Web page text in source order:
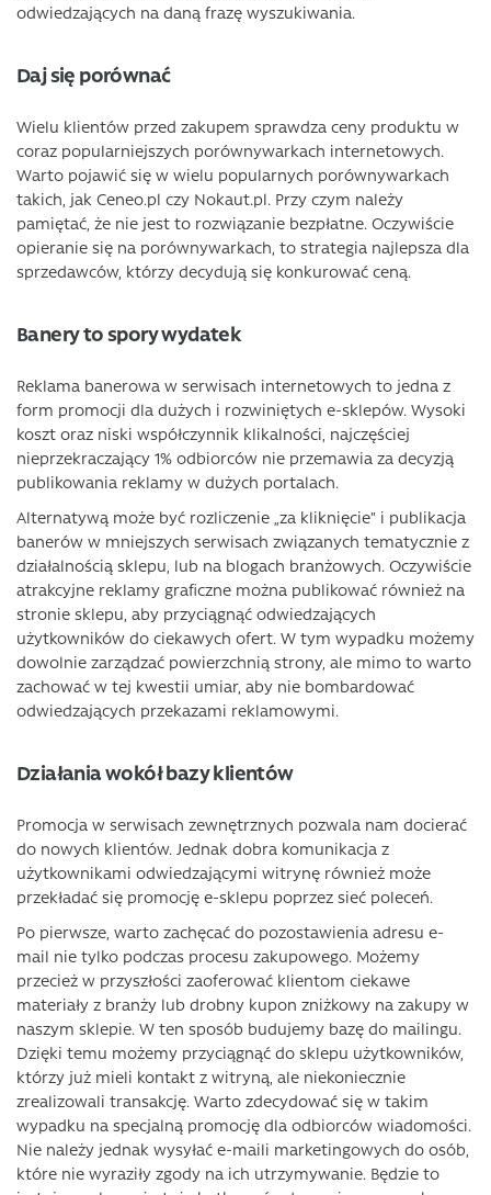
odwiedzających na daną frazę wyszukiwania.
Daj się porównać
Wielu klientów przed zakupem sprawdza ceny produktu w
coraz popularniejszych porównywarkach internetowych.
Warto pojawić się w wielu popularnych porównywarkach
takich, jak Ceneo.pl czy Nokaut.pl. Przy czym należy
pamiętać, że nie jest to rozwiązanie bezpłatne. Oczywiście
opieranie się na porównywarkach, to strategia najlepsza dla
sprzedawców, którzy decydują się konkurować ceną.
Banery to spory wydatek
Reklama banerowa w serwisach internetowych to jedna z
form promocji dla dużych i rozwiniętych e-sklepów. Wysoki
koszt oraz niski współczynnik klikalności, najczęściej
nieprzekraczający 1% odbiorców nie przemawia za decyzją
publikowania reklamy w dużych portalach.
Alternatywą może być rozliczenie „za kliknięcie” i publikacja
banerów w mniejszych serwisach związanych tematycznie z
działalnością sklepu, lub na blogach branżowych. Oczywiście
atrakcyjne reklamy graficzne można publikować również na
stronie sklepu, aby przyciągnąć odwiedzających
użytkowników do ciekawych ofert. W tym wypadku możemy
dowolnie zarządzać powierzchnią strony, ale mimo to warto
zachować w tej kwestii umiar, aby nie bombardować
odwiedzających przekazami reklamowymi.
Działania wokół bazy klientów
Promocja w serwisach zewnętrznych pozwala nam docierać
do nowych klientów. Jednak dobra komunikacja z
użytkownikami odwiedzającymi witrynę również może
przekładać się promocję e-sklepu poprzez sieć poleceń.
Po pierwsze, warto zachęcać do pozostawienia adresu e-
mail nie tylko podczas procesu zakupowego. Możemy
przecież w przyszłości zaoferować klientom ciekawe
materiały z branży lub drobny kupon zniżkowy na zakupy w
naszym sklepie. W ten sposób budujemy bazę do mailingu.
Dzięki temu możemy przyciągnąć do sklepu użytkowników,
którzy już mieli kontakt z witryną, ale niekoniecznie
zrealizowali transakcję. Warto zdecydować się w takim
wypadku na specjalną promocję dla odbiorców wiadomości.
Nie należy jednak wysyłać e-maili marketingowych do osób,
które nie wyraziły zgody na ich utrzymywanie. Będzie to